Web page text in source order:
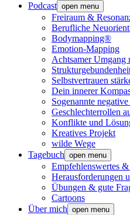
Podcast open menu
Freiraum &
Berufliche
Bodymapping®
Emotion-Mapping
Achtsamer Umgang
Selbstvertrauen
Dein innerer
Sogenannte
Geschlechterrollen
Konflikte und
Kreatives Projekt
wilde Wege
Tagebuch open menu
Empfehlenswertes
Herausforderungen
Übungen & gute
Cartoons
Über mich open menu